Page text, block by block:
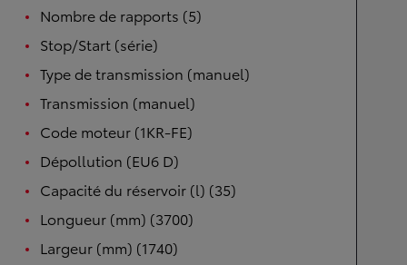
Nombre de rapports (5)
Stop/Start (série)
Type de transmission (manuel)
Transmission (manuel)
Code moteur (1KR-FE)
Dépollution (EU6 D)
Capacité du réservoir (l) (35)
Longueur (mm) (3700)
Largeur (mm) (1740)